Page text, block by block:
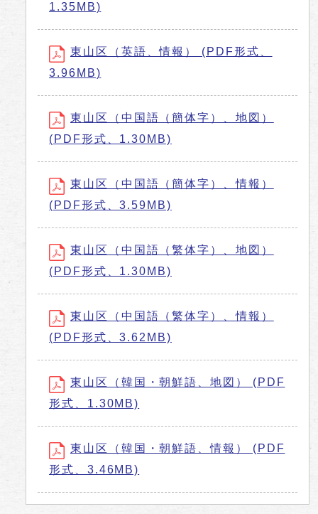
1.35MB)
東山区（英語、情報） (PDF形式、
3.96MB)
東山区（中国語（簡体字）、地図）
(PDF形式、1.30MB)
東山区（中国語（簡体字）、情報）
(PDF形式、3.59MB)
東山区（中国語（繁体字）、地図）
(PDF形式、1.30MB)
東山区（中国語（繁体字）、情報）
(PDF形式、3.62MB)
東山区（韓国・朝鮮語、地図） (PDF
形式、1.30MB)
東山区（韓国・朝鮮語、情報） (PDF
形式、3.46MB)